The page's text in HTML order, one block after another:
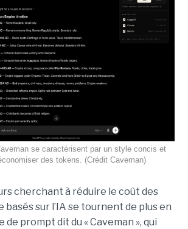
se caractérisent par un style concis et
des tokens. (Crédit Caveman)
cherchant à réduire le coût des
basés sur l’IA se tournent de plus en
de prompt dit du « Caveman », qui